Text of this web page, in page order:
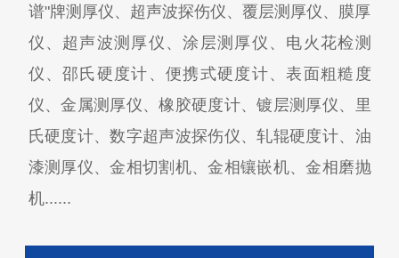
谱"牌测厚仪、超声波探伤仪、覆层测厚仪、膜厚
仪、超声波测厚仪、涂层测厚仪、电火花检测
仪、邵氏硬度计、便携式硬度计、表面粗糙度
仪、金属测厚仪、橡胶硬度计、镀层测厚仪、里
氏硬度计、数字超声波探伤仪、轧辊硬度计、油
漆测厚仪、金相切割机、金相镶嵌机、金相磨抛
机......